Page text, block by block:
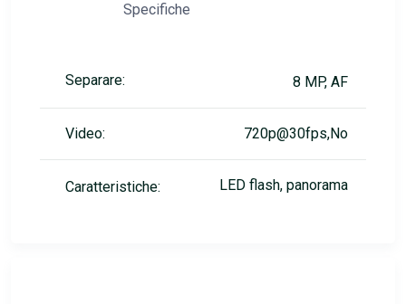
Specifiche
Separare: 8 MP, AF
Video: 720p@30fps,No
Caratteristiche: LED flash, panorama